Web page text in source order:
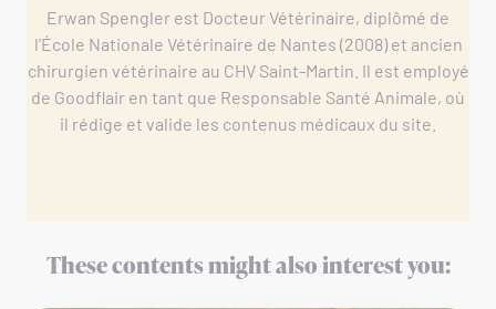
Erwan Spengler est Docteur Vétérinaire, diplômé de
l'École Nationale Vétérinaire de Nantes (2008) et ancien
chirurgien vétérinaire au CHV Saint-Martin. Il est employé
de Goodflair en tant que Responsable Santé Animale, où
il rédige et valide les contenus médicaux du site.
These contents might also interest you: